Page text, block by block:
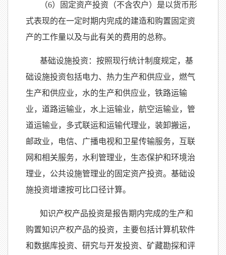
（6）固定资产投资（不含农户）是以货币形
式表现的在一定时期内完成的建造和购置固定资
产的工作量以及与此有关的费用的总称。
基础设施投资：按照现行统计制度规定，基
础设施投资包括电力、热力生产和供应业，燃气
生产和供应业，水的生产和供应业，铁路运输
业，道路运输业，水上运输业，航空运输业，管
道运输业，多式联运和运输代理业，装卸搬运，
邮政业，电信、广播电视和卫星传输服务，互联
网和相关服务，水利管理业，生态保护和环境治
理业，公共设施管理业的固定资产投资。基础设
施投资增速按可比口径计算。
知识产权产品投资是报告期内完成的生产和
购置知识产权产品的投资，主要包括计算机软件
和数据库投资、研究与开发投资、矿藏勘探和评